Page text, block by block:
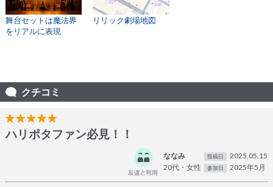
舞台セットは魔法界
をリアルに表現
リリック劇場地図
クチコミ
ハリポタファン必見！！
ななみ
20代・女性
投稿日 2025.05.15
参加日 2025年5月